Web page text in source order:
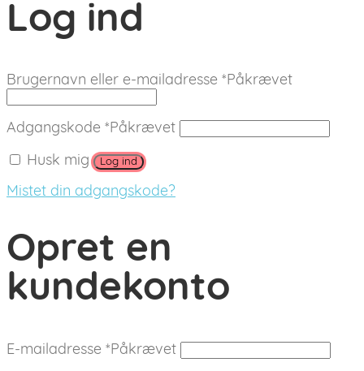
Log ind
Brugernavn eller e-mailadresse *Påkrævet
Adgangskode *Påkrævet
Husk mig Log ind
Mistet din adgangskode?
Opret en
kundekonto
E-mailadresse *Påkrævet